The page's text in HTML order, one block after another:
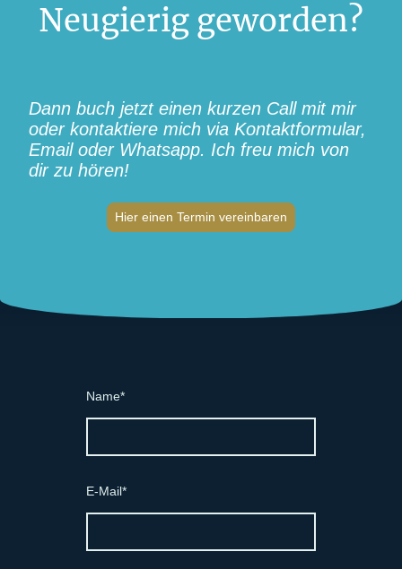
Neugierig geworden?
Dann buch jetzt einen kurzen Call mit mir
oder kontaktiere mich via Kontaktformular,
Email oder Whatsapp. Ich freu mich von
dir zu hören!
Hier einen Termin vereinbaren
Name*
E-Mail *